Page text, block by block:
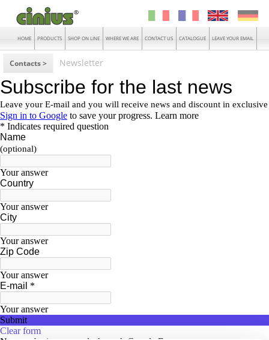
HOME PRODUCTS SHOP ON LINE WHERE WE ARE CONTACT US CATALOGUE LEAVE YOUR EMAIL
Contacts > Newsletter